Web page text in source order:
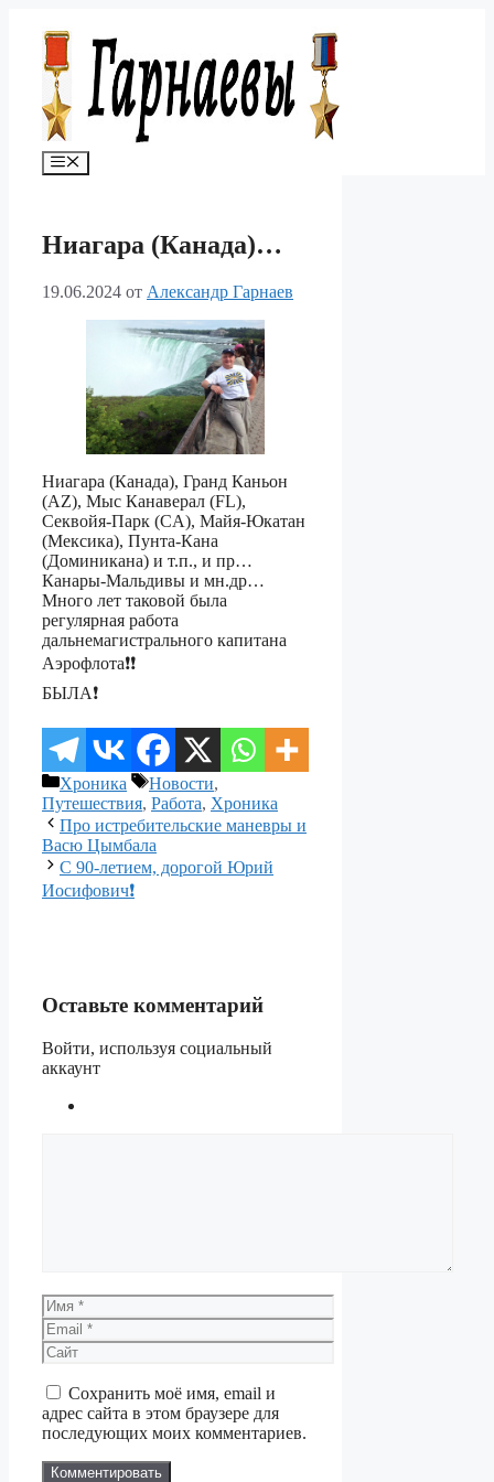
содержимому
Меню
Ниагара (Канада)…
19.06.2024 от Александр Гарнаев
Ниагара (Канада), Гранд Каньон
(AZ), Мыс Канаверал (FL),
Секвойя-Парк (CA), Майя-Юкатан
(Мексика), Пунта-Кана
(Доминикана) и т.п., и пр…
Канары-Мальдивы и мн.др…
Много лет таковой была
регулярная работа
дальнемагистрального капитана
Аэрофлота❗️❗️
БЫЛА❗️
Рубрики
Хроника Метки
Новости,
Путешествия, Работа, Хроника
Про истребительские маневры и
Васю Цымбала
С 90-летием, дорогой Юрий
Иосифович❗️
Оставьте комментарий
Войти, используя социальный
аккаунт
Имя
Email
Сайт
Сохранить моё имя, email и
адрес сайта в этом браузере для
последующих моих комментариев.